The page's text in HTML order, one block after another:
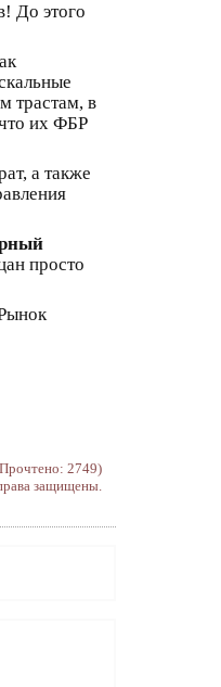
До этого
трастам, в
их ФБР
а также
просто
2749)
защищены.